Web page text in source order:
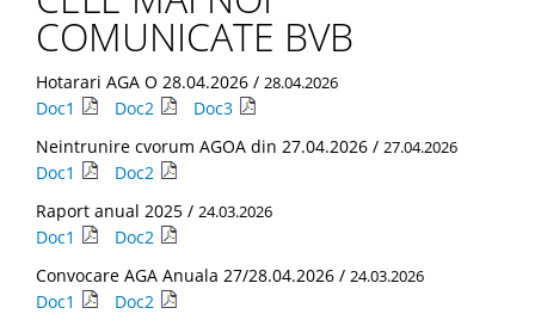
COMUNICATE BVB
Hotarari AGA O 28.04.2026 / 28.04.2026
Doc1 Doc2
Doc3
Neintrunire cvorum AGOA din 27.04.2026 / 27.04.2026
Doc1
Doc2
Raport anual 2025 / 24.03.2026
Doc1
Doc2
Convocare AGA Anuala 27/28.04.2026 / 24.03.2026
Doc1
Doc2